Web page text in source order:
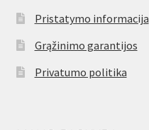
Pristatymo informacija
Grąžinimo garantijos
Privatumo politika